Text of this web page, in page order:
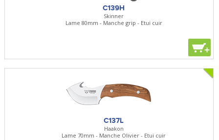
C139H
Skinner
Lame 80mm - Manche grip - Etui cuir
+
C137L
Haakon
Lame 70mm - Manche Olivier - Etui cuir